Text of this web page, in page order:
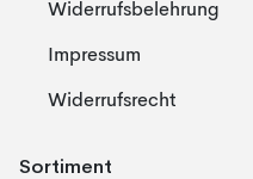
Widerrufsbelehrung
Impressum
Widerrufsrecht
Sortiment